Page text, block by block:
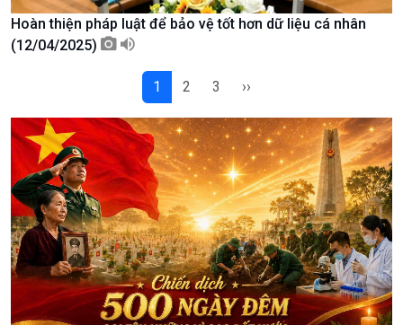
Podcast
Góc nhìn VOV1
Câu chuyện thời sự
Dòng chảy sự kiện
Đối thoại
Diễn đàn chủ nhật
Chuyện đêm
Hoàn thiện pháp luật để bảo vệ tốt hơn dữ liệu cá nhân
(12/04/2025)
1 2 3 ››